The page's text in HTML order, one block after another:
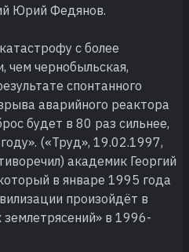
Юрий Федянов.
с более
чем чернобыльская,
спонтанного
аварийного реактора
будет в 80 раз сильнее,
(«Труд», 19.02.1997,
академик Георгий
в январе 1995 года
произойдёт в
в 1996-